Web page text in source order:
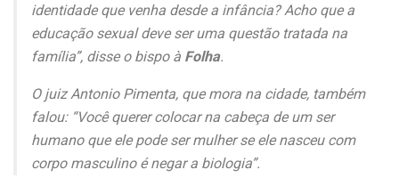
identidade que venha desde a infância? Acho que a
educação sexual deve ser uma questão tratada na
família”, disse o bispo à Folha.
O juiz Antonio Pimenta, que mora na cidade, também
falou: “Você querer colocar na cabeça de um ser
humano que ele pode ser mulher se ele nasceu com
corpo masculino é negar a biologia”.